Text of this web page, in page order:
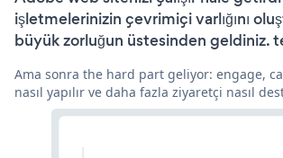
işletmelerinizin çevrimiçi varlığını
büyük zorluğun üstesinden geldiniz.
Ama sonra the hard part geliyor: engage,
nasıl yapılır ve daha fazla ziyaretçi nasıl